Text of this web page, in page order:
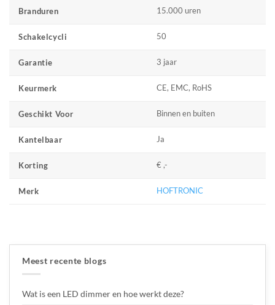
Branduren 15.000 uren
Schakelcycli 50
Garantie 3 jaar
Keurmerk CE, EMC, RoHS
Geschikt Voor Binnen en buiten
Kantelbaar Ja
Korting € ,-
Merk HOFTRONIC
Meest recente blogs
Wat is een LED dimmer en hoe werkt deze?